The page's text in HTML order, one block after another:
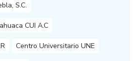
S.C.
CUI A.C
Centro Universitario UNE